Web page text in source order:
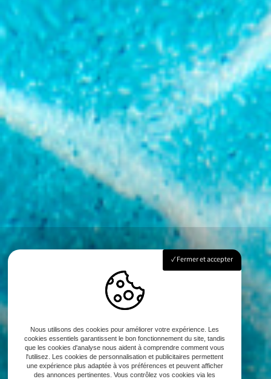
Fermer et accepter
Nous utilisons des cookies pour améliorer votre expérience. Les
cookies essentiels garantissent le bon fonctionnement du site, tandis
que les cookies d'analyse nous aident à comprendre comment vous
l'utilisez. Les cookies de personnalisation et publicitaires permettent
une expérience plus adaptée à vos préférences et peuvent afficher
des annonces pertinentes. Vous contrôlez vos cookies via les